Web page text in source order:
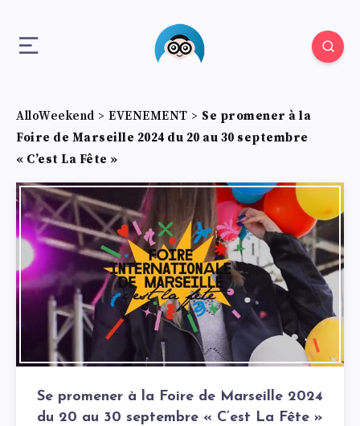
AlloWeekend > EVENEMENT > Se promener à la
Foire de Marseille 2024 du 20 au 30 septembre
« C’est La Fête »
Se promener à la Foire de Marseille 2024
du 20 au 30 septembre « C’est La Fête »